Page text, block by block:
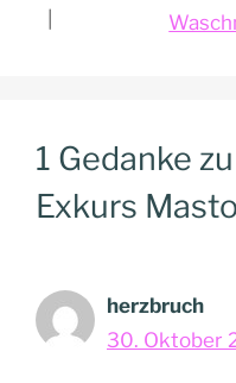
1 Gedanke
Exkurs
herzbruch
30. Oktober